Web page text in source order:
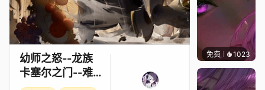
幼师之怒--龙族
卡塞尔之门--难
评补帧重制
免费 1023辰东